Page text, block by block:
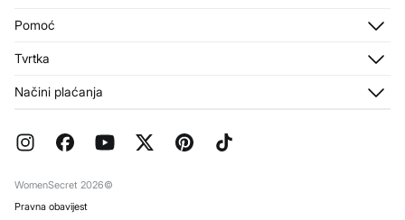
Adrese za dostavu
Pomoć
Zamjene, povrati i odustajanje
Česta pitanja
Tvrtka
Franšize
Radi s nama
Načini plaćanja
WomenSecret 2026©
Pravna obavijest